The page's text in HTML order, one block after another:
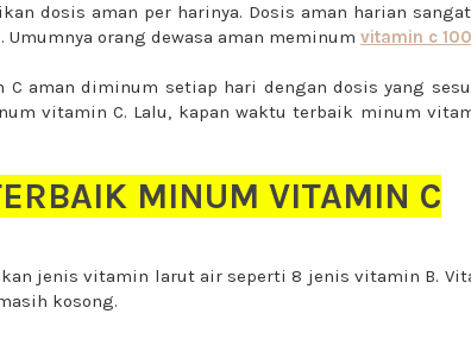
dosis aman per harinya. Dosis aman harian
orang dewasa aman meminum vitamin c
C aman diminum setiap hari dengan dosis yang
vitamin C. Lalu, kapan waktu terbaik minum
MINUM VITAMIN C
jenis vitamin larut air seperti 8 jenis vitamin B.
kosong.